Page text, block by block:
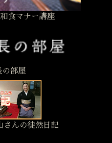
食マナー講座
の部屋
さんの徒然日記